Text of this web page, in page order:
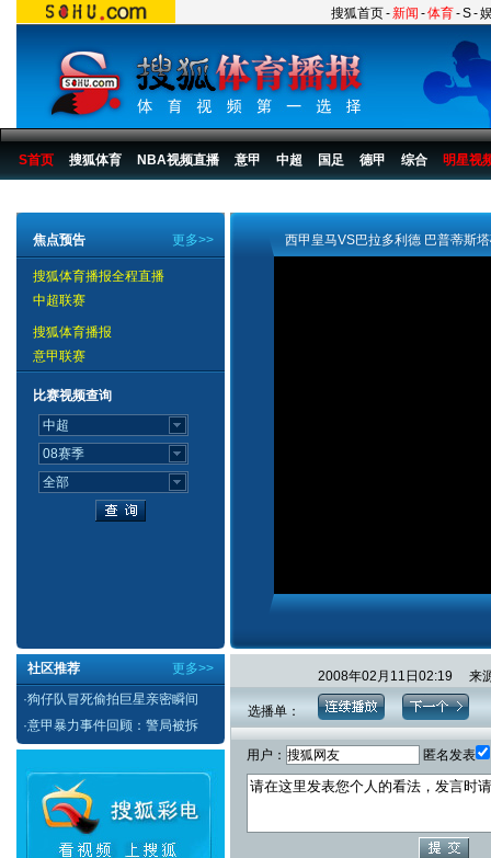
搜狐首页-新闻 -体育-S-
S首页 搜狐体育 NBA视频直播 意甲 中超 国足 德甲 综合 明星视
更多>>
焦点预告
搜狐体育播报全程直播
中超联赛
搜狐体育播报
意甲联赛
比赛视频查询
更多>>
社区推荐
·狗仔队冒死偷拍巨星亲密瞬间
·意甲暴力事件回顾：警局被拆
西甲皇马VS巴拉多利德 巴普蒂斯
2008年02月11日02:19 来
选播单：
用户： 匿名发表